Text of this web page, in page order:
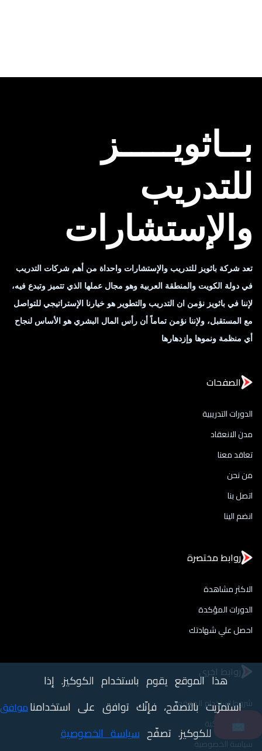
بــاثويـــــز
للتدريب
والإستشارات
تعد شركة باثويز للتدريب والإستشارات واحداة من أهم شركات التدريب
في دولة الكويت والمنطقة العربية وهو مجال عملها الذي تتميز وتبدع فيه،
لإننا في باثويز نؤمن ان التدريب والتطوير هو خيارنا الإستراتيجي للتواصل
مع المستقبل، ولإننا نؤمن تماماً أن رأس المال البشري هو الأساس لنجاح
أي منظمة ونموها وإزدهارها
الصفحات
الدورات التدريبية
مدن الانعقاد
تعاقد معنا
من نحن
اتصل بنا
انضم الينا
روابط مختصرة
الاكثر مشاهدة
الدورات المؤكدة
احصل علي شهادتك
روابط اخري
شروط استخدام الموقع
حقوق الملكية
سياسة الخصوصية
هذا الموقع يقوم باستخدام الكوكيز. إذا
استمرّيت بالتصفّح، فإنّك توافق على استخدامنا
للكوكيز. تصفّحسياسة الخصوصية
موافق